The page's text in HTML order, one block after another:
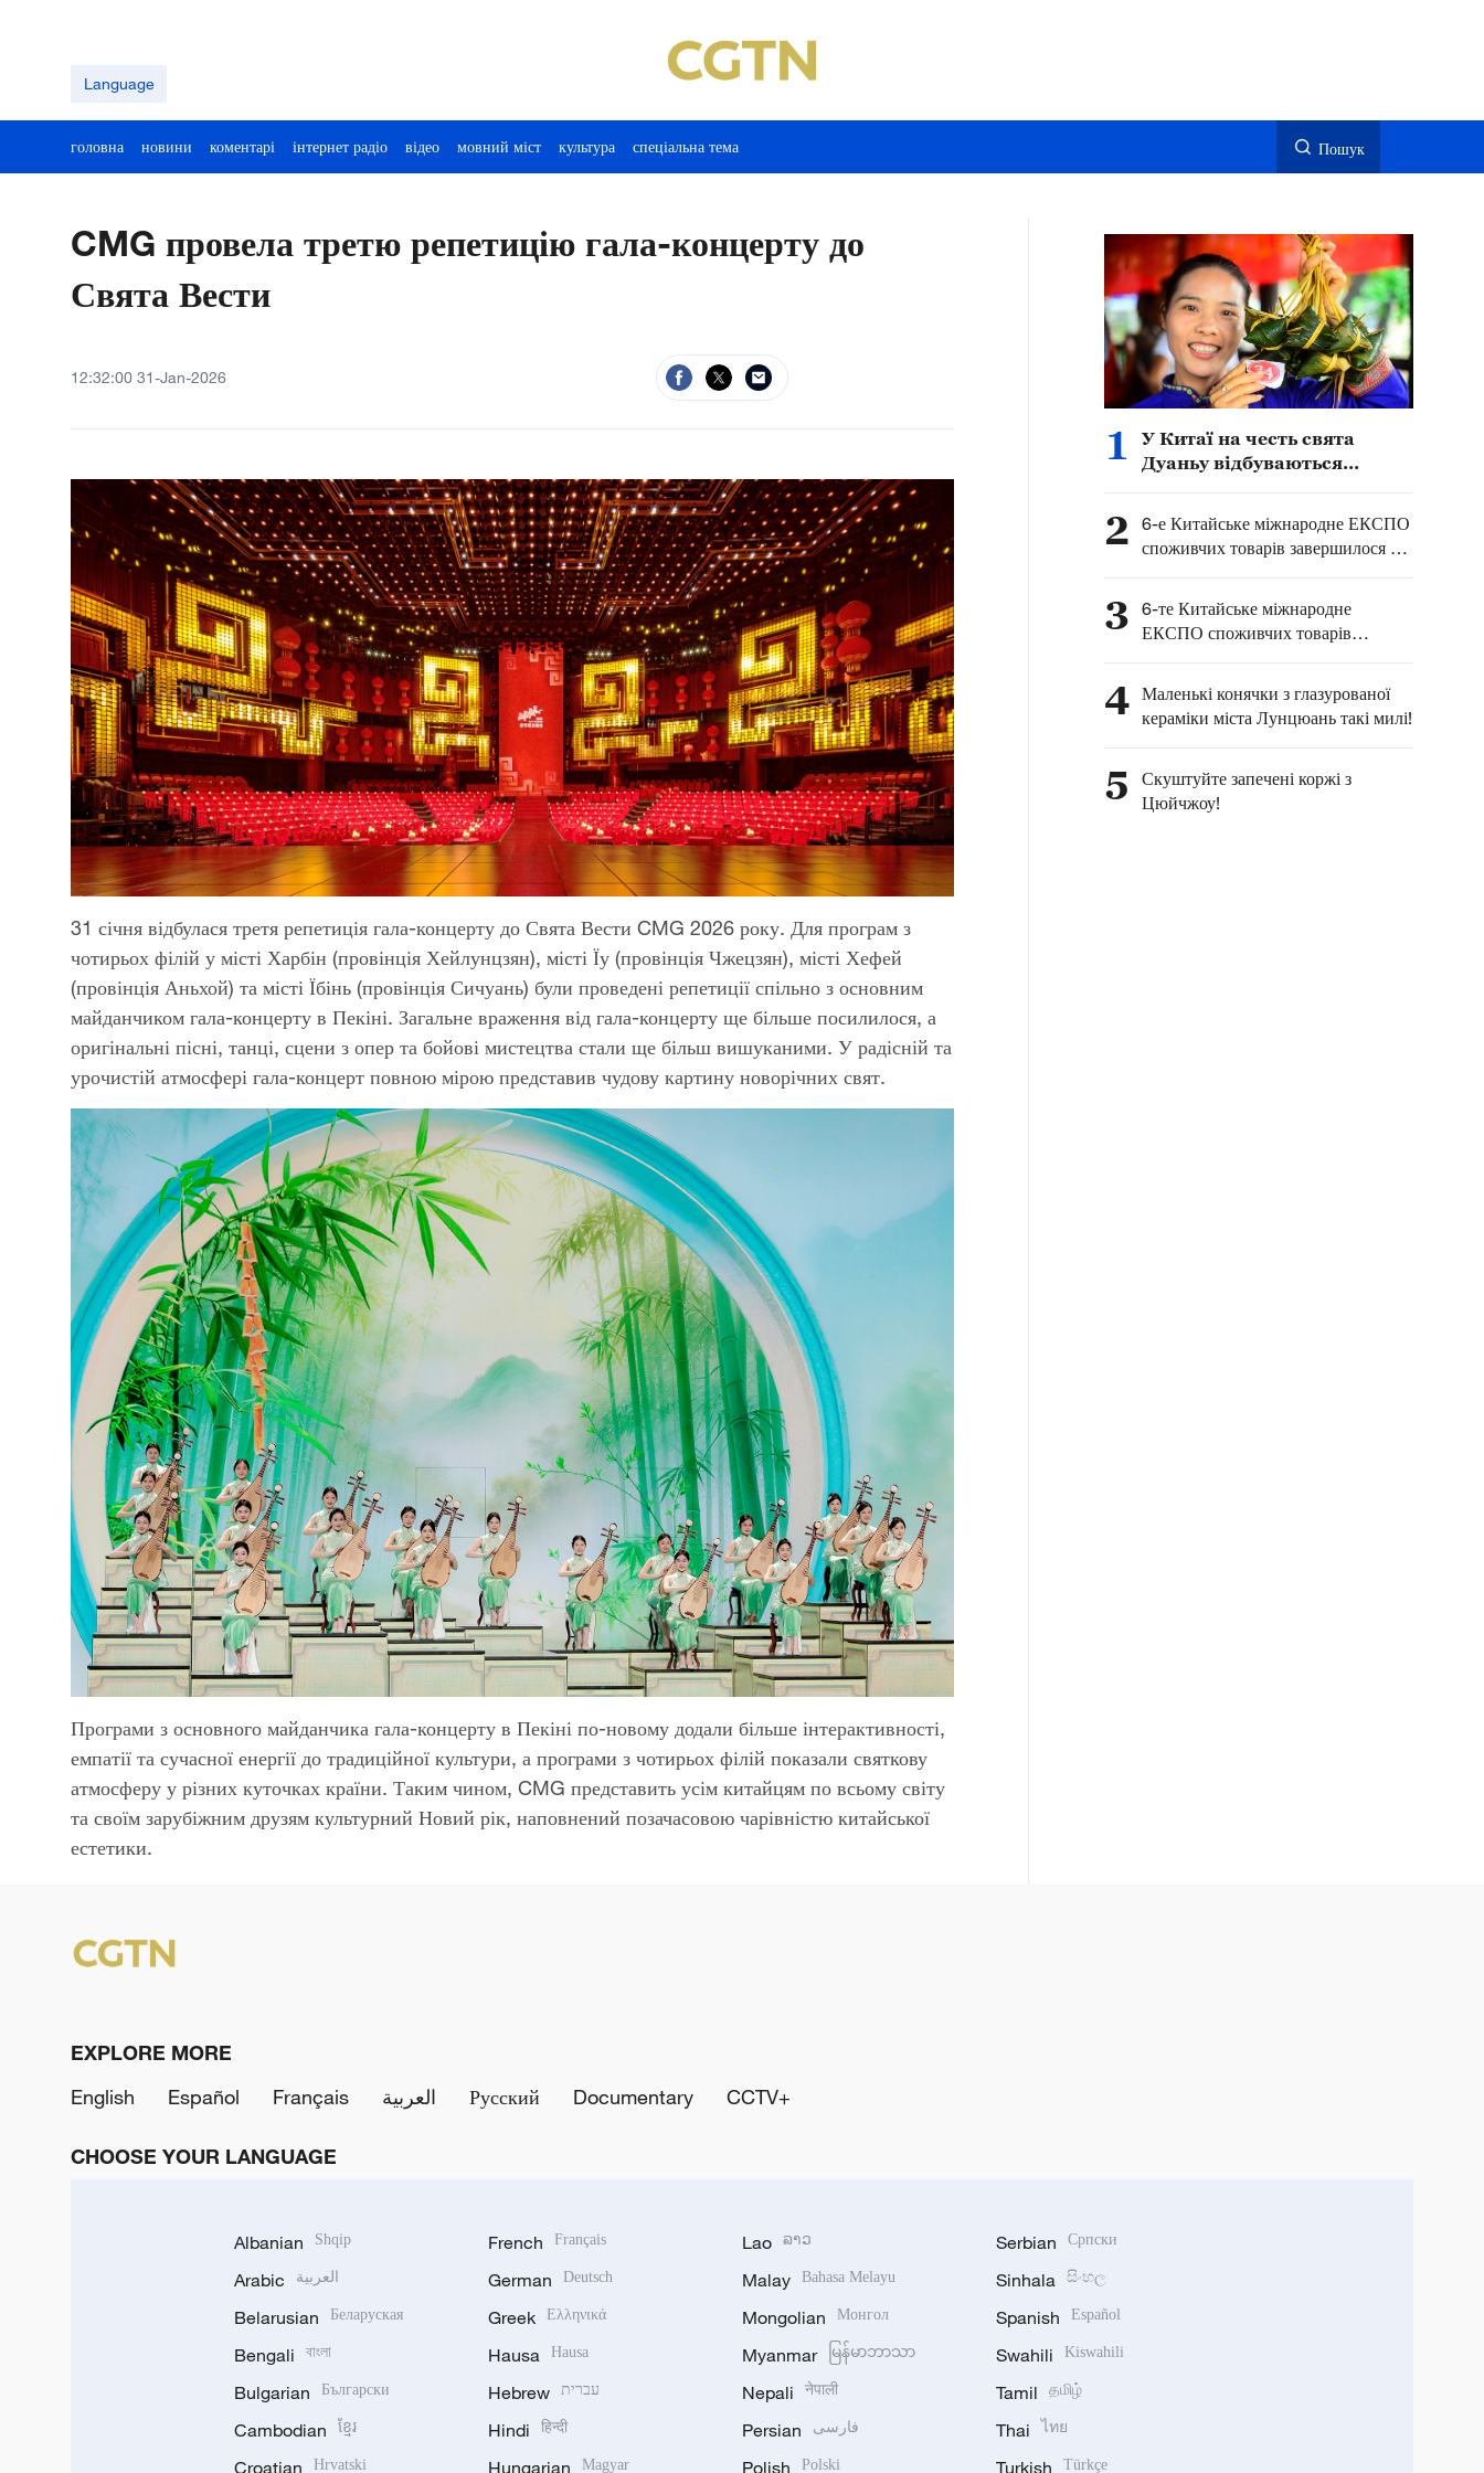
Language
головна новини коментарі інтернет радіо відео мовний міст культура спеціальна тема Пошук
CMG провела третю репетицію гала-концерту до
Свята Вести
12:32:00 31-Jan-2026
31 січня відбулася третя репетиція гала-концерту до Свята Вести CMG 2026 року. Для програм з
чотирьох філій у місті Харбін (провінція Хейлунцзян), місті Їу (провінція Чжецзян), місті Хефей
(провінція Аньхой) та місті Їбінь (провінція Сичуань) були проведені репетиції спільно з основним
майданчиком гала-концерту в Пекіні. Загальне враження від гала-концерту ще більше посилилося, а
оригінальні пісні, танці, сцени з опер та бойові мистецтва стали ще більш вишуканими. У радісній та
урочистій атмосфері гала-концерт повною мірою представив чудову картину новорічних свят.
Програми з основного майданчика гала-концерту в Пекіні по-новому додали більше інтерактивності,
емпатії та сучасної енергії до традиційної культури, а програми з чотирьох філій показали святкову
атмосферу у різних куточках країни. Таким чином, CMG представить усім китайцям по всьому світу
та своїм зарубіжним друзям культурний Новий рік, наповнений позачасовою чарівністю китайської
естетики.
1
У Китаї на честь свята
Дуаньу відбуваються
2 6-е Китайське міжнародне ЕКСПО
споживчих товарів завершилося у
місті Хайкоу
3 6-те Китайське міжнародне
ЕКСПО споживчих товарів
привернуло увагу численних
4 Маленькі конячки з глазурованої
кераміки міста Лунцюань такі милі!
5
Скуштуйте запечені коржі з
Цюйчжоу!
EXPLORE MORE
English
Español Français العربية Русский Documentary CCTV+
CHOOSE YOUR LANGUAGE
Albanian Shqip
Arabic العربية
Belarusian Беларуская
Bengali বাংলা
Bulgarian Български
Cambodian ខ្មែរ
Croatian Hrvatski
French Français
German Deutsch
Greek Ελληνικά
Hausa Hausa
Hebrew עברית
Hindi हिन्दी
Hungarian Magyar
Lao ລາວ
Malay Bahasa Melayu
Mongolian Монгол
Myanmar မြန်မာဘာသာ
Nepali नेपाली
Persian فارسی
Polish Polski
Serbian Српски
Sinhala සිංහල
Spanish Español
Swahili Kiswahili
Tamil தமிழ்
Thai ไทย
Turkish Türkçe